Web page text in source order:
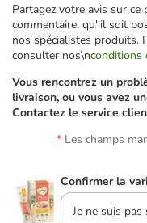
Partagez votre avis sur
commentaire, qu''il soit
nos spécialistes produits.
consulter nos\nconditions
Vous rencontrez un
livraison, ou vous avez
Contactez le service
Les champs
Confirmer la
Je ne suis pas